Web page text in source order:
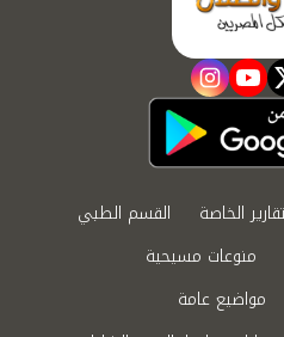
youtube
instagram
الخاصة
القسم الطبي
منوعات مسيحية
مواضيع عامة